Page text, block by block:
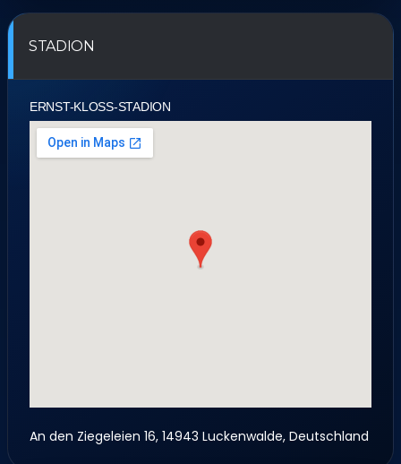
STADION
ERNST-KLOSS-STADION
An den Ziegeleien 16, 14943 Luckenwalde, Deutschland